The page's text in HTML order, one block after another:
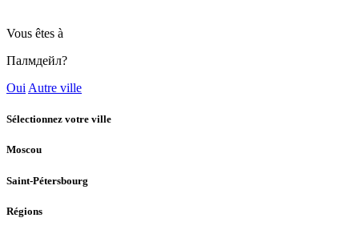
Vous êtes à
Палмдейл?
Oui Autre ville
Sélectionnez votre ville
Moscou
Saint-Pétersbourg
Régions